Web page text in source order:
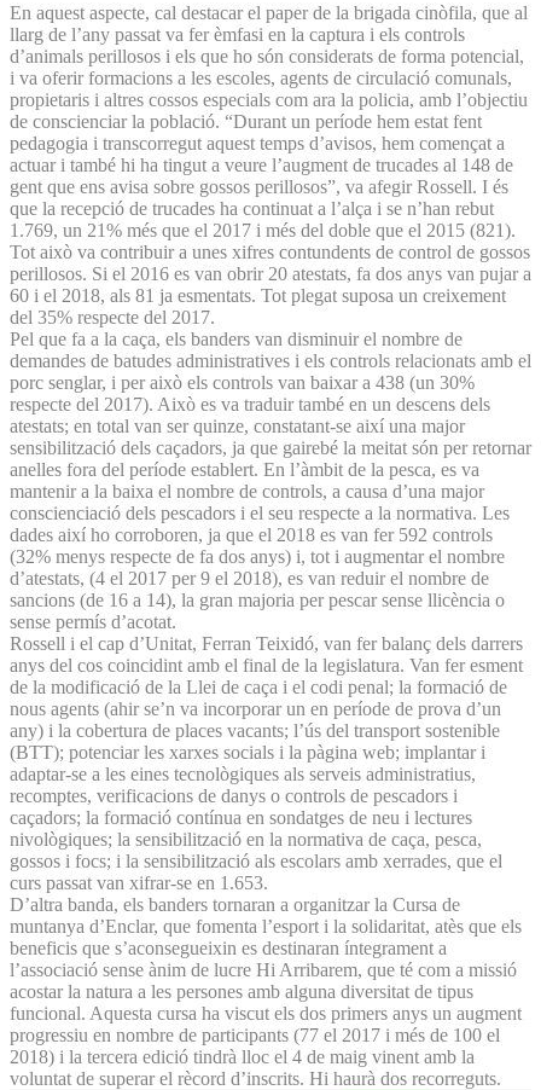
En aquest aspecte, cal destacar el paper de la brigada cinòfila, que al
llarg de l’any passat va fer èmfasi en la captura i els controls
d’animals perillosos i els que ho són considerats de forma potencial,
i va oferir formacions a les escoles, agents de circulació comunals,
propietaris i altres cossos especials com ara la policia, amb l’objectiu
de conscienciar la població. “Durant un període hem estat fent
pedagogia i transcorregut aquest temps d’avisos, hem començat a
actuar i també hi ha tingut a veure l’augment de trucades al 148 de
gent que ens avisa sobre gossos perillosos”, va afegir Rossell. I és
que la recepció de trucades ha continuat a l’alça i se n’han rebut
1.769, un 21% més que el 2017 i més del doble que el 2015 (821).
Tot això va contribuir a unes xifres contundents de control de gossos
perillosos. Si el 2016 es van obrir 20 atestats, fa dos anys van pujar a
60 i el 2018, als 81 ja esmentats. Tot plegat suposa un creixement
del 35% respecte del 2017.
Pel que fa a la caça, els banders van disminuir el nombre de
demandes de batudes administratives i els controls relacionats amb el
porc senglar, i per això els controls van baixar a 438 (un 30%
respecte del 2017). Això es va traduir també en un descens dels
atestats; en total van ser quinze, constatant-se així una major
sensibilització dels caçadors, ja que gairebé la meitat són per retornar
anelles fora del període establert. En l’àmbit de la pesca, es va
mantenir a la baixa el nombre de controls, a causa d’una major
conscienciació dels pescadors i el seu respecte a la normativa. Les
dades així ho corroboren, ja que el 2018 es van fer 592 controls
(32% menys respecte de fa dos anys) i, tot i augmentar el nombre
d’atestats, (4 el 2017 per 9 el 2018), es van reduir el nombre de
sancions (de 16 a 14), la gran majoria per pescar sense llicència o
sense permís d’acotat.
Rossell i el cap d’Unitat, Ferran Teixidó, van fer balanç dels darrers
anys del cos coincidint amb el final de la legislatura. Van fer esment
de la modificació de la Llei de caça i el codi penal; la formació de
nous agents (ahir se’n va incorporar un en període de prova d’un
any) i la cobertura de places vacants; l’ús del transport sostenible
(BTT); potenciar les xarxes socials i la pàgina web; implantar i
adaptar-se a les eines tecnològiques als serveis administratius,
recomptes, verificacions de danys o controls de pescadors i
caçadors; la formació contínua en sondatges de neu i lectures
nivològiques; la sensibilització en la normativa de caça, pesca,
gossos i focs; i la sensibilització als escolars amb xerrades, que el
curs passat van xifrar-se en 1.653.
D’altra banda, els banders tornaran a organitzar la Cursa de
muntanya d’Enclar, que fomenta l’esport i la solidaritat, atès que els
beneficis que s’aconsegueixin es destinaran íntegrament a
l’associació sense ànim de lucre Hi Arribarem, que té com a missió
acostar la natura a les persones amb alguna diversitat de tipus
funcional. Aquesta cursa ha viscut els dos primers anys un augment
progressiu en nombre de participants (77 el 2017 i més de 100 el
2018) i la tercera edició tindrà lloc el 4 de maig vinent amb la
voluntat de superar el rècord d’inscrits. Hi haurà dos recorreguts.